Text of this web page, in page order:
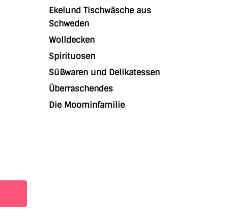
Ekelund Tischwäsche aus
Schweden
Wolldecken
Spirituosen
Süßwaren und Delikatessen
Überraschendes
Die Moominfamilie